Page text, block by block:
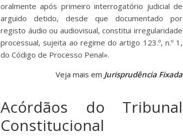
oralmente após primeiro interrogatório judicial de
arguido detido, desde que documentado por
registo áudio ou audiovisual, constitui irregularidade
processual, sujeita ao regime do artigo 123.º, n.º 1,
do Código de Processo Penal».
Veja mais em Jurisprudência Fixada
Acórdãos do Tribunal
Constitucional